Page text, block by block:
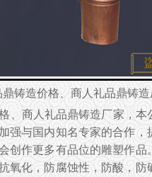
铸造价格、商人礼品鼎铸造
、商人礼品鼎铸造厂家，本
强与国内知名专家的合作，
创作更多有品位的雕塑作品
氧化，防腐蚀性，防酸，防